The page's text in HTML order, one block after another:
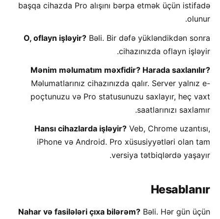
başqa cihazda Pro alışını bərpa etmək üçün istifadə
olunur.
O, oflayn işləyir? Bəli. Bir dəfə yükləndikdən sonra
cihazınızda oflayn işləyir.
Mənim məlumatım məxfidir? Harada saxlanılır?
Məlumatlarınız cihazınızda qalır. Server yalnız e-
poçtunuzu və Pro statusunuzu saxlayır, heç vaxt
saatlarınızı saxlamır.
Hansı cihazlarda işləyir? Veb, Chrome uzantısı,
iPhone və Android. Pro xüsusiyyətləri olan tam
versiya tətbiqlərdə yaşayır.
Hesablanır
Nahar və fasilələri çıxa bilərəm? Bəli. Hər gün üçün